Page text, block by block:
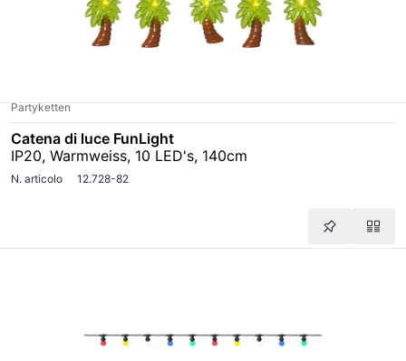
Partyketten
Catena di luce FunLight
IP20, Warmweiss, 10 LED's, 140cm
N. articolo 12.728-82